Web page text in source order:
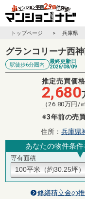
トップページ 兵庫県
グランコリーナ西
駅徒歩6分圏内
最終更新日
2026/08/09
推定売買価
2,680
（26.80万円/
※3年前の売
住所： 兵庫県
あなたの物件条
専有面積
修繕積立金の